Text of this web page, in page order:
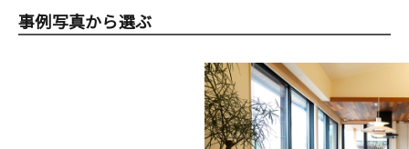
事例写真から選ぶ